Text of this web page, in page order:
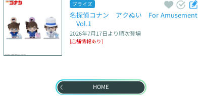
プライズ
名探偵コナン　アクぬい　For Amusement
Vol.1
2026年7月17日より順次登場
[店舗情報あり]
HOME